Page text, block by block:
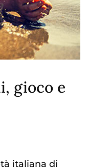
gioco e
italiana di